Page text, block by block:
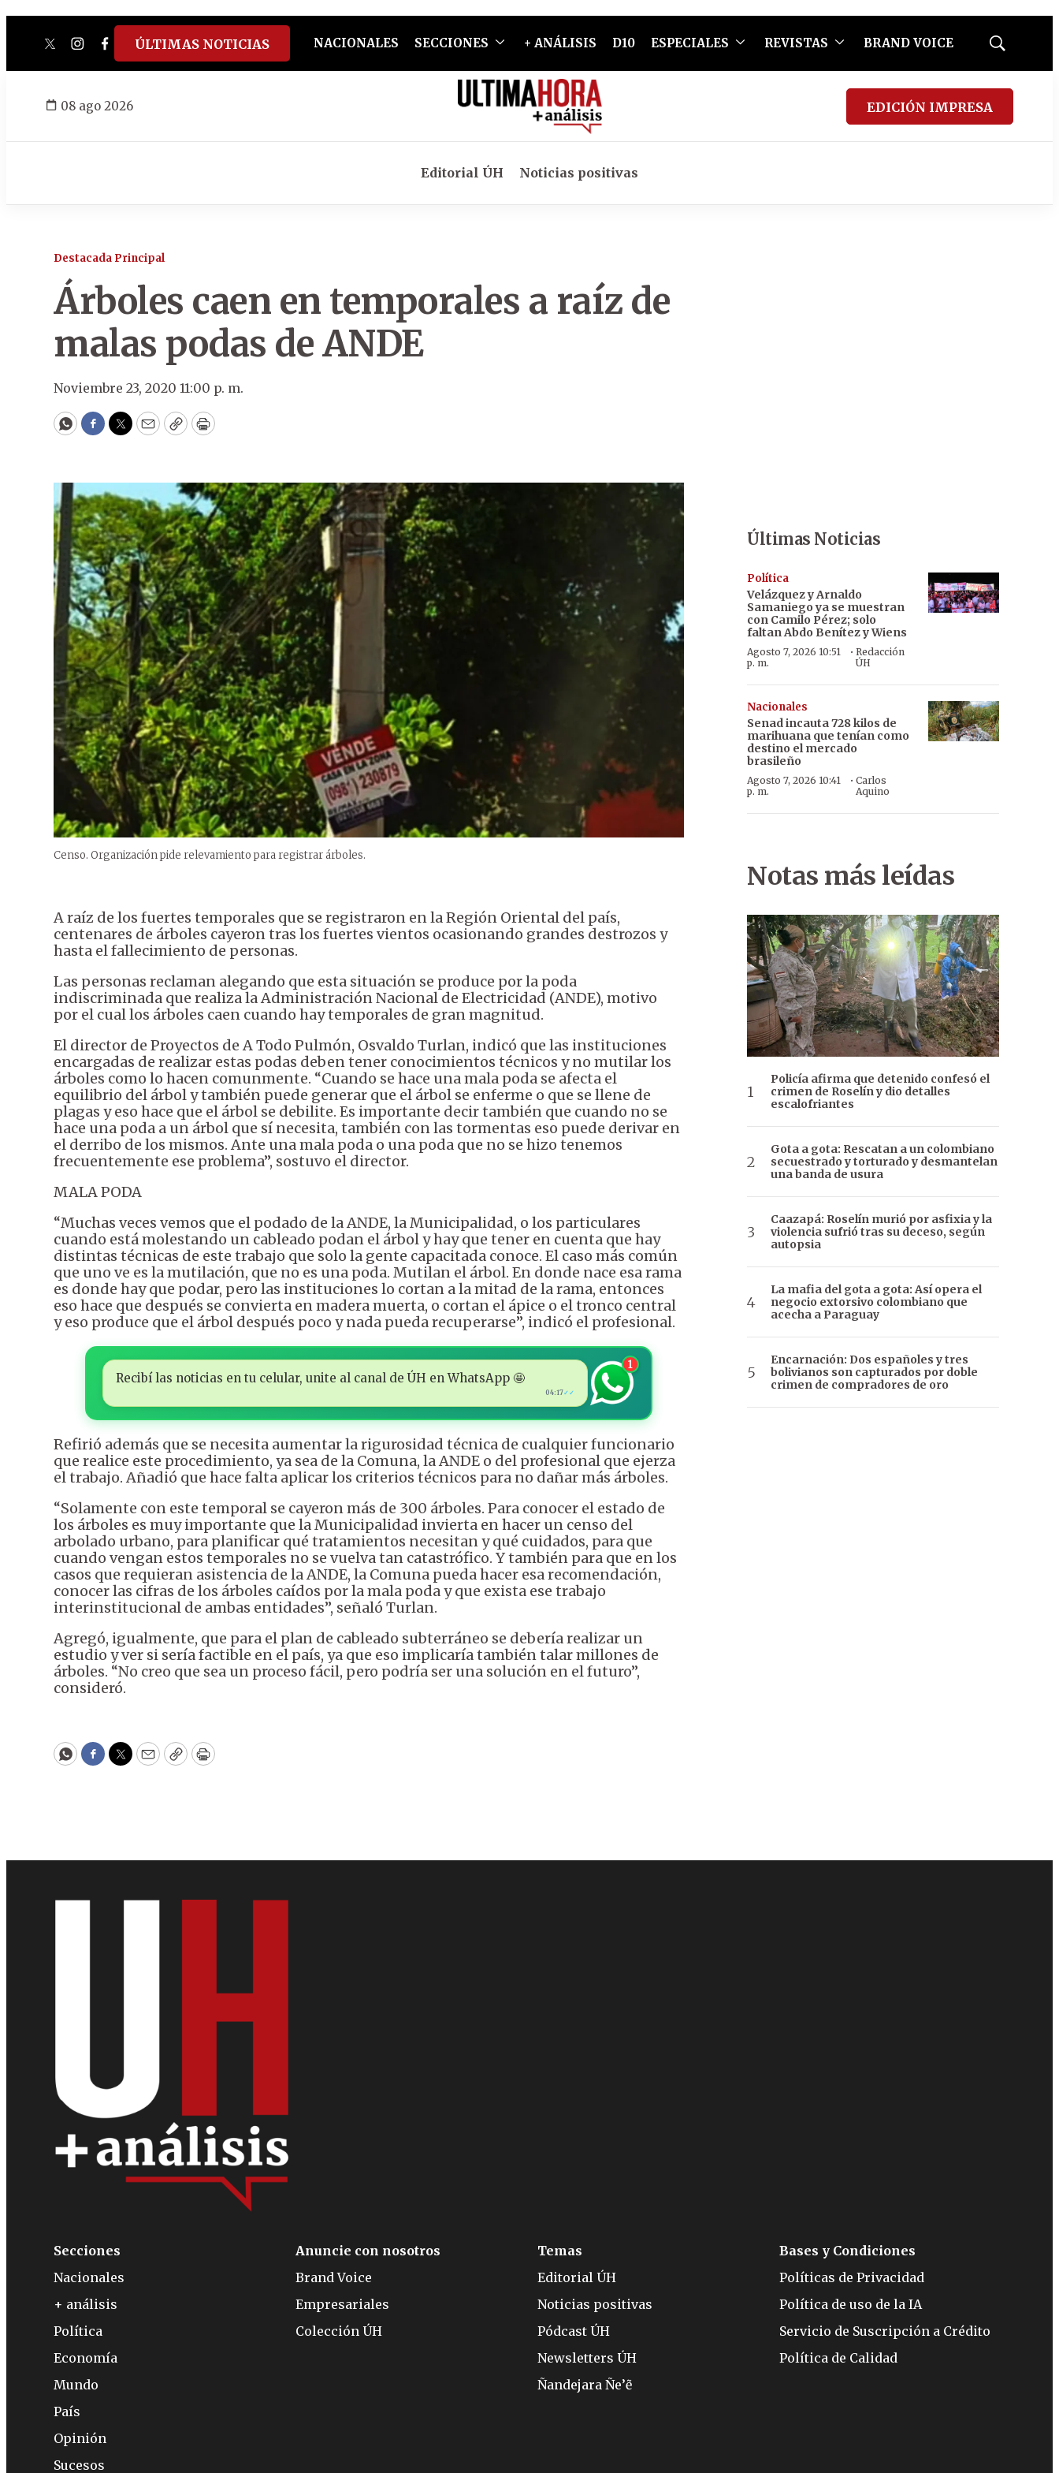
twitterinstagram
facebook
tiktokyoutube
spotify
ÚLTIMAS NOTICIAS NACIONALES SECCIONES + ANÁLISIS D10 ESPECIALES REVISTAS BRAND VOICE
Mostrar
08 ago 2026 EDICIÓN IMPRESA
Editorial ÚH Noticias positivas
Destacada Principal
Árboles caen en temporales a raíz de
malas podas de ANDE
Noviembre 23, 2020 11:00 p. m.
WhatsApp
Facebook
Twitter
EmailCopyPrint
Censo. Organización pide relevamiento para registrar árboles.
A raíz de los fuertes temporales que se registraron en la Región Oriental del país,
centenares de árboles cayeron tras los fuertes vientos ocasionando grandes destrozos y
hasta el fallecimiento de personas.
Las personas reclaman alegando que esta situación se produce por la poda
indiscriminada que realiza la Administración Nacional de Electricidad (ANDE), motivo
por el cual los árboles caen cuando hay temporales de gran magnitud.
El director de Proyectos de A Todo Pulmón, Osvaldo Turlan, indicó que las instituciones
encargadas de realizar estas podas deben tener conocimientos técnicos y no mutilar los
árboles como lo hacen comunmente. “Cuando se hace una mala poda se afecta el
equilibrio del árbol y también puede generar que el árbol se enferme o que se llene de
plagas y eso hace que el árbol se debilite. Es importante decir también que cuando no se
hace una poda a un árbol que sí necesita, también con las tormentas eso puede derivar en
el derribo de los mismos. Ante una mala poda o una poda que no se hizo tenemos
frecuentemente ese problema”, sostuvo el director.
MALA PODA
“Muchas veces vemos que el podado de la ANDE, la Municipalidad, o los particulares
cuando está molestando un cableado podan el árbol y hay que tener en cuenta que hay
distintas técnicas de este trabajo que solo la gente capacitada conoce. El caso más común
que uno ve es la mutilación, que no es una poda. Mutilan el árbol. En donde nace esa rama
es donde hay que podar, pero las instituciones lo cortan a la mitad de la rama, entonces
eso hace que después se convierta en madera muerta, o cortan el ápice o el tronco central
y eso produce que el árbol después poco y nada pueda recuperarse”, indicó el profesional.
Recibí las noticias en tu celular, unite al canal de ÚH en WhatsApp 🤩
04:17✓✓
1
Refirió además que se necesita aumentar la rigurosidad técnica de cualquier funcionario
que realice este procedimiento, ya sea de la Comuna, la ANDE o del profesional que ejerza
el trabajo. Añadió que hace falta aplicar los criterios técnicos para no dañar más árboles.
“Solamente con este temporal se cayeron más de 300 árboles. Para conocer el estado de
los árboles es muy importante que la Municipalidad invierta en hacer un censo del
arbolado urbano, para planificar qué tratamientos necesitan y qué cuidados, para que
cuando vengan estos temporales no se vuelva tan catastrófico. Y también para que en los
casos que requieran asistencia de la ANDE, la Comuna pueda hacer esa recomendación,
conocer las cifras de los árboles caídos por la mala poda y que exista ese trabajo
interinstitucional de ambas entidades”, señaló Turlan.
Agregó, igualmente, que para el plan de cableado subterráneo se debería realizar un
estudio y ver si sería factible en el país, ya que eso implicaría también talar millones de
árboles. “No creo que sea un proceso fácil, pero podría ser una solución en el futuro”,
consideró.
WhatsApp
Facebook
Twitter
EmailCopyPrint
Últimas Noticias
Política
Velázquez y Arnaldo
Samaniego ya se muestran
con Camilo Pérez; solo
faltan Abdo Benítez y Wiens
Agosto 7, 2026 10:51
p. m.
·Redacción
ÚH
Nacionales
Senad incauta 728 kilos de
marihuana que tenían como
destino el mercado
brasileño
Agosto 7, 2026 10:41
p. m.
· Carlos
Aquino
Notas más leídas
Policía afirma que detenido confesó el
crimen de Roselín y dio detalles
escalofriantes
Gota a gota: Rescatan a un colombiano
secuestrado y torturado y desmantelan
una banda de usura
Caazapá: Roselín murió por asfixia y la
violencia sufrió tras su deceso, según
autopsia
La mafia del gota a gota: Así opera el
negocio extorsivo colombiano que
acecha a Paraguay
Encarnación: Dos españoles y tres
bolivianos son capturados por doble
crimen de compradores de oro
Secciones
Nacionales
+ análisis
Política
Economía
Mundo
País
Opinión
Sucesos
Anuncie con nosotros
Brand Voice
Empresariales
Colección ÚH
Temas
Editorial ÚH
Noticias positivas
Pódcast ÚH
Newsletters ÚH
Ñandejara Ñe’ẽ
Bases y Condiciones
Políticas de Privacidad
Política de uso de la IA
Servicio de Suscripción a Crédito
Política de Calidad